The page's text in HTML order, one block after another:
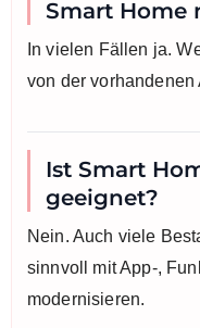
Smart Home
In vielen Fällen ja.
von der
Ist Smart
geeignet?
Nein. Auch viele
sinnvoll mit App-,
modernisieren.